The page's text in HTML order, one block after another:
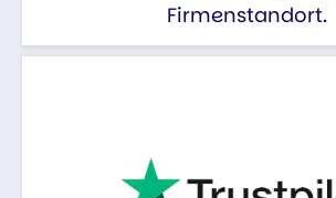
Firmenstandort.